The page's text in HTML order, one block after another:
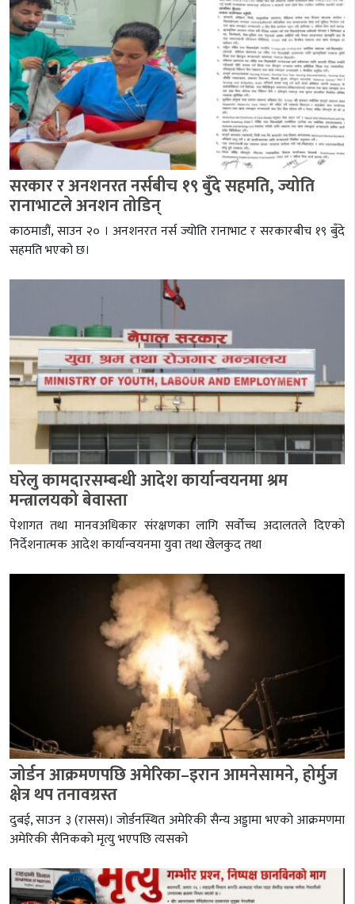
सरकार र अनशनरत नर्सबीच १९ बुँदे सहमति, ज्योति
रानाभाटले अनशन तोडिन्
काठमाडौं, साउन २० । अनशनरत नर्स ज्योति रानाभाट र सरकारबीच १९ बुँदे
सहमति भएको छ।
घरेलु कामदारसम्बन्धी आदेश कार्यान्वयनमा श्रम
मन्त्रालयको बेवास्ता
पेशागत तथा मानवअधिकार संरक्षणका लागि सर्वोच्च अदालतले दिएको
निर्देशनात्मक आदेश कार्यान्वयनमा युवा तथा खेलकुद तथा
जोर्डन आक्रमणपछि अमेरिका–इरान आमनेसामने, होर्मुज
क्षेत्र थप तनावग्रस्त
दुबई, साउन ३ (रासस)। जोर्डनस्थित अमेरिकी सैन्य अड्डामा भएको आक्रमणमा
अमेरिकी सैनिकको मृत्यु भएपछि त्यसको